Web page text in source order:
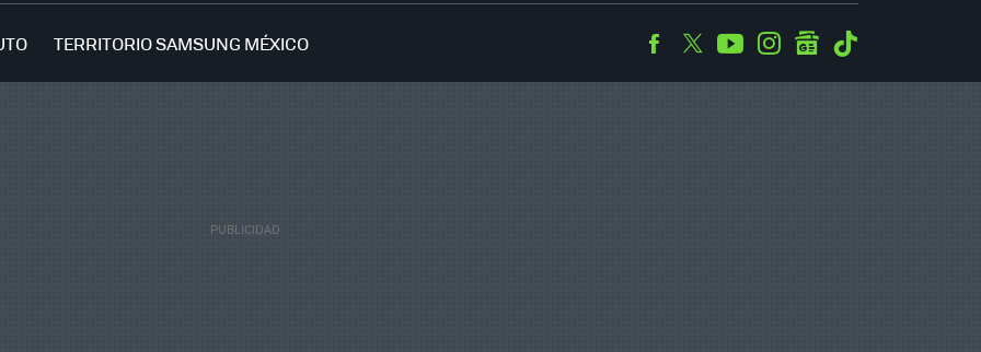
TERRITORIO SAMSUNG MÉXICO Facebook
TwitterYoutubeInstagramgooglenews